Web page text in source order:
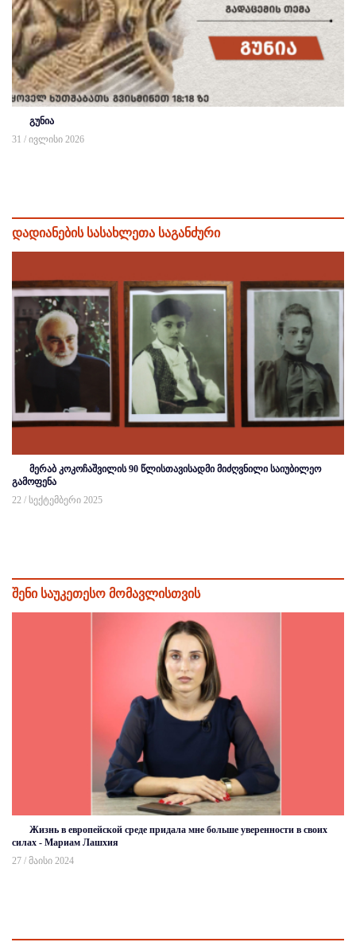
გუნია
31 / ივლისი 2026
დადიანების სასახლეთა საგანძური
მერაბ კოკოჩაშვილის 90 წლისთავისადმი მიძღვნილი საიუბილეო
გამოფენა
22 / სექტემბერი 2025
შენი საუკეთესო მომავლისთვის
Жизнь в европейской среде придала мне больше уверенности в своих
силах - Мариам Лашхия
27 / მაისი 2024